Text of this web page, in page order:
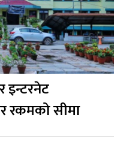
इन्टरनेट
रकमको सीमा